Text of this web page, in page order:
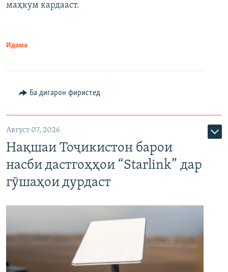
маҳкум кардааст.
Идома
Ба дигарон фиристед
Август 07, 2026
Нақшаи Тоҷикистон барои
насби дастгоҳҳои “Starlink” дар
гӯшаҳои дурдаст